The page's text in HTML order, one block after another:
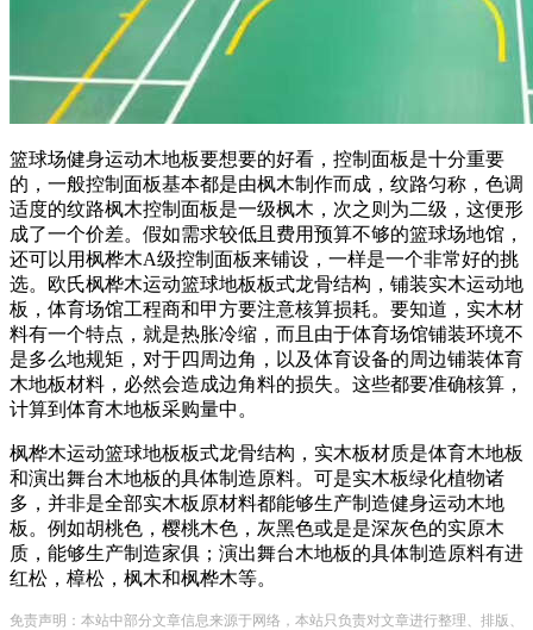
篮球场健身运动木地板要想要的好看，控制面板是十分重要
的，一般控制面板基本都是由枫木制作而成，纹路匀称，色调
适度的纹路枫木控制面板是一级枫木，次之则为二级，这便形
成了一个价差。假如需求较低且费用预算不够的篮球场地馆，
还可以用枫桦木A级控制面板来铺设，一样是一个非常好的挑
选。欧氏枫桦木运动篮球地板板式龙骨结构，铺装实木运动地
板，体育场馆工程商和甲方要注意核算损耗。要知道，实木材
料有一个特点，就是热胀冷缩，而且由于体育场馆铺装环境不
是多么地规矩，对于四周边角，以及体育设备的周边铺装体育
木地板材料，必然会造成边角料的损失。这些都要准确核算，
计算到体育木地板采购量中。
枫桦木运动篮球地板板式龙骨结构，实木板材质是体育木地板
和演出舞台木地板的具体制造原料。可是实木板绿化植物诸
多，并非是全部实木板原材料都能够生产制造健身运动木地
板。例如胡桃色，樱桃木色，灰黑色或是是深灰色的实原木
质，能够生产制造家俱；演出舞台木地板的具体制造原料有进
红松，樟松，枫木和枫桦木等。
免责声明：本站中部分文章信息来源于网络，本站只负责对文章进行整理、排版、